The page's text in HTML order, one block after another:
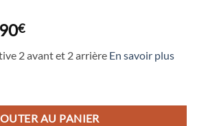
€Le
actuel
2 avant et 2 arrière En savoir plus
AU PANIER